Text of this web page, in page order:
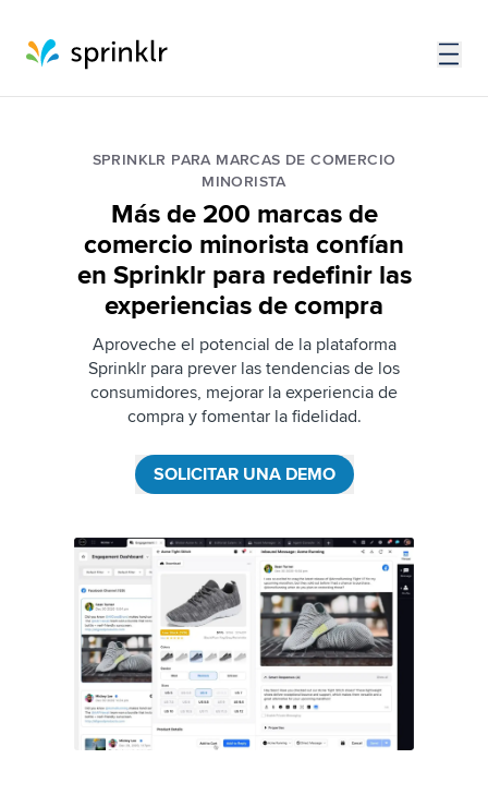
SPRINKLR PARA MARCAS DE COMERCIO
MINORISTA
Más de 200 marcas de
comercio minorista confían
en Sprinklr para redefinir las
experiencias de compra
Aproveche el potencial de la plataforma
Sprinklr para prever las tendencias de los
consumidores, mejorar la experiencia de
compra y fomentar la fidelidad.
SOLICITAR UNA DEMO